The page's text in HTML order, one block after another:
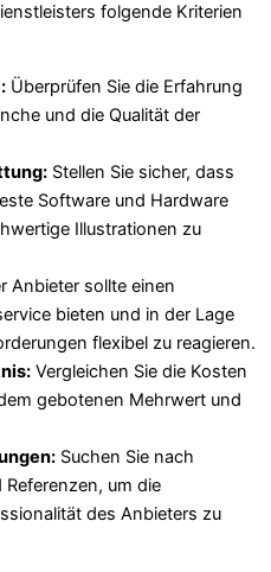
folgende Kriterien
Überprüfen Sie die Erfahrung
und die Qualität der
Stellen Sie sicher, dass
Software und Hardware
Illustrationen zu
Anbieter sollte einen
bieten und in der Lage
flexibel zu reagieren.
Vergleichen Sie die Kosten
gebotenen Mehrwert und
Suchen Sie nach
um die
des Anbieters zu